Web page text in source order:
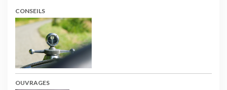
CONSEILS
OUVRAGES